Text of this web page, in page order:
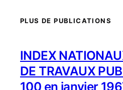
PLUS DE PUBLICATIONS
INDEX
DE TRAVAUX
100 en janvier